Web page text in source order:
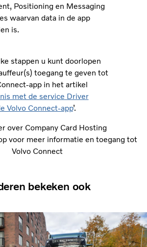
Positioning en Messaging
waarvan data in de app
is.
stappen u kunt doorlopen
toegang te geven tot
app in het artikel
met de service Driver
Volvo Connect-app’.
over Company Card Hosting
voor meer informatie en toegang tot
Volvo Connect
bekeken ook